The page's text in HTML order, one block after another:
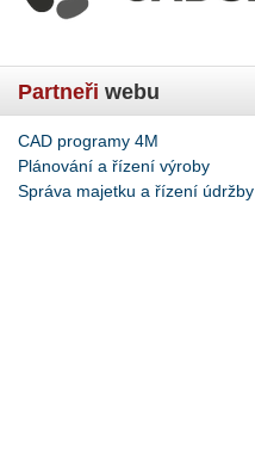
Partneři webu
CAD programy 4M
Plánování a řízení výroby
Správa majetku a řízení údržby